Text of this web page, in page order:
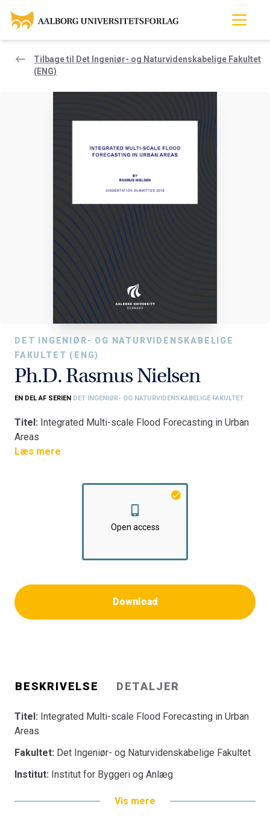
Tilbage til Det Ingeniør- og Naturvidenskabelige Fakultet
(ENG)
DET INGENIØR- OG NATURVIDENSKABELIGE
FAKULTET (ENG)
Ph.D. Rasmus Nielsen
EN DEL AF SERIEN DET INGENIØR- OG NATURVIDENSKABELIGE FAKULTET
Titel: Integrated Multi-scale Flood Forecasting in Urban
Areas
Fakultet:Det Ingeniør- og Naturvidenskabelige Fakultet
Læs mere
Open access
Download
BESKRIVELSE DETALJER
Titel: Integrated Multi-scale Flood Forecasting in Urban
Areas
Fakultet: Det Ingeniør- og Naturvidenskabelige Fakultet
Institut: Institut for Byggeri og Anlæg
Vis mere